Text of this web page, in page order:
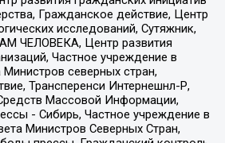
Гражданское действие, Центр
исследований, Сутяжник,
ЧЕЛОВЕКА, Центр развития
Частное учреждение в
северных стран,
Трансперенси Интернешнл-Р,
Массовой Информации,
- Сибирь, Частное учреждение в
Министров Северных Стран,